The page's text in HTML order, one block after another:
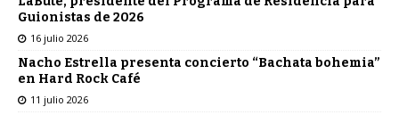
Guionistas de 2026
16 julio 2026
Nacho Estrella presenta concierto “Bachata bohemia”
en Hard Rock Café
11 julio 2026